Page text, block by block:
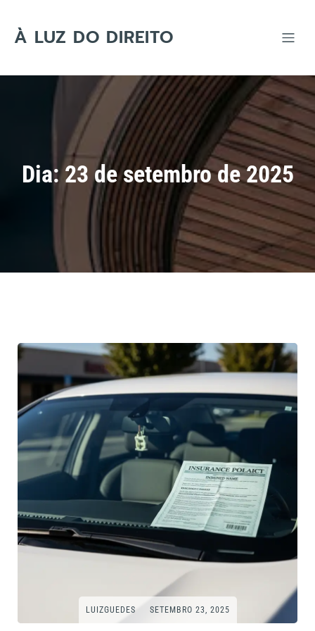
content
À LUZ DO DIREITO
Dia:23 de setembro de 2025
LUIZGUEDES SETEMBRO 23, 2025